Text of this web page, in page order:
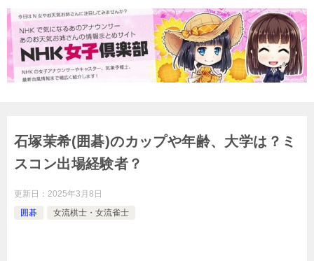
石塚茉希(囲碁)のカップや年齢、大学は？ミ
スコン出場経験者？
更新日： 2025年3月8日
囲碁
女流棋士・女流雀士